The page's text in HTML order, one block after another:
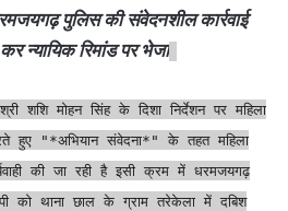
पुलिस की संवेदनशील कार्रवाई
न्यायिक रिमांड पर भेजा
शशि मोहन सिंह के दिशा निर्देशन पर महिला
हुए "*अभियान संवेदना*" के तहत महिला
की जा रही है इसी क्रम में धरमजयगढ़
को थाना छाल के ग्राम तरेकेला में दबिश